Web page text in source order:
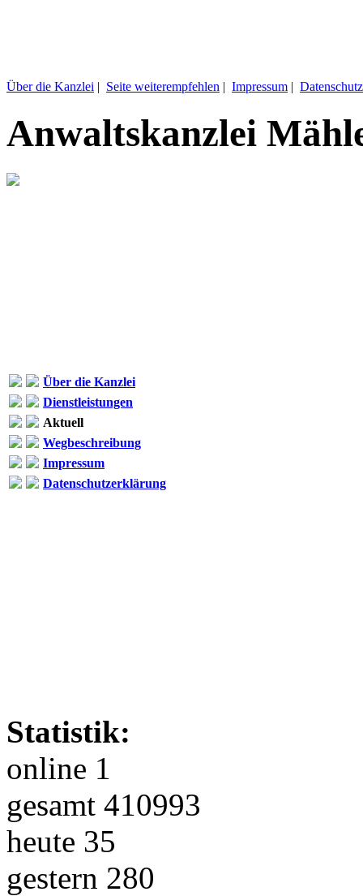
Über die Kanzlei | Seite weiterempfehlen | Impressum |
Anwaltskanzlei
Über die Kanzlei
Dienstleistungen
Aktuell
Wegbeschreibung
Impressum
Datenschutzerklärung
Statistik:
online 1
gesamt 410993
heute 35
gestern 280